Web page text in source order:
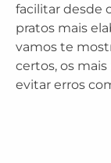
facilitar desde
pratos mais
vamos te
certos, os
evitar erros